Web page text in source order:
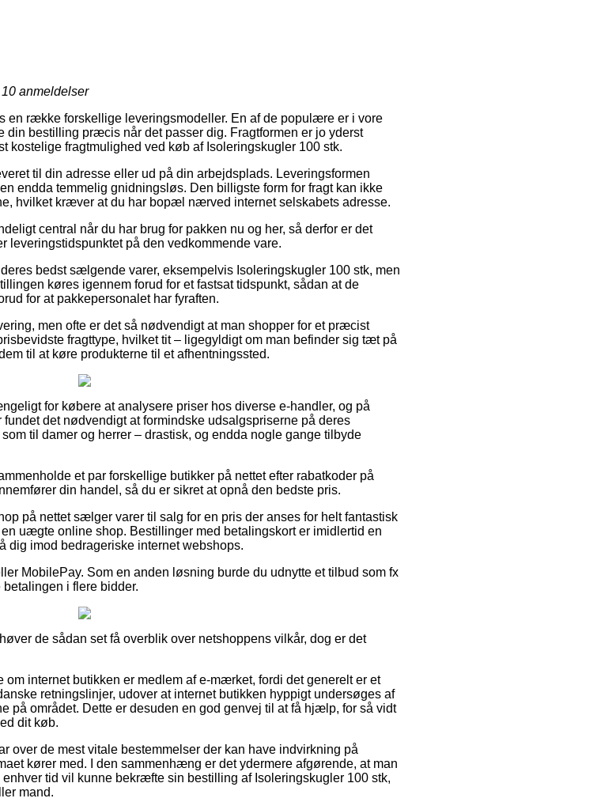
10 anmeldelser
en række forskellige leveringsmodeller. En af de populære er i vore
din bestilling præcis når det passer dig. Fragtformen er jo yderst
kostelige fragtmulighed ved køb af Isoleringskugler 100 stk.
til din adresse eller ud på din arbejdsplads. Leveringsformen
endda temmelig gnidningsløs. Den billigste form for fragt kan ikke
hvilket kræver at du har bopæl nærved internet selskabets adresse.
central når du har brug for pakken nu og her, så derfor er det
på den vedkommende vare.
bedst sælgende varer, eksempelvis Isoleringskugler 100 stk, men
køres igennem forud for et fastsat tidspunkt, sådan at de
for at pakkepersonalet har fyraften.
men ofte er det så nødvendigt at man shopper for et præcist
fragttype, hvilket tit – ligegyldigt om man befinder sig tæt på
til at køre produkterne til et afhentningssted.
for købere at analysere priser hos diverse e-handler, og på
det nødvendigt at formindske udsalgspriserne på deres
til damer og herrer – drastisk, og endda nogle gange tilbyde
et par forskellige butikker på nettet efter rabatkoder på
din handel, så du er sikret at opnå den bedste pris.
på nettet sælger varer til salg for en pris der anses for helt fantastisk
uægte online shop. Bestillinger med betalingskort er imidlertid en
dig imod bedrageriske internet webshops.
MobilePay. Som en anden løsning burde du udnytte et tilbud som fx
i flere bidder.
de sådan set få overblik over netshoppens vilkår, dog er det
internet butikken er medlem af e-mærket, fordi det generelt er et
retningslinjer, udover at internet butikken hyppigt undersøges af
på området. Dette er desuden en god genvej til at få hjælp, for så vidt
dit køb.
over de mest vitale bestemmelser der kan have indvirkning på
kører med. I den sammenhæng er det ydermere afgørende, at man
tid vil kunne bekræfte sin bestilling af Isoleringskugler 100 stk,
mand.